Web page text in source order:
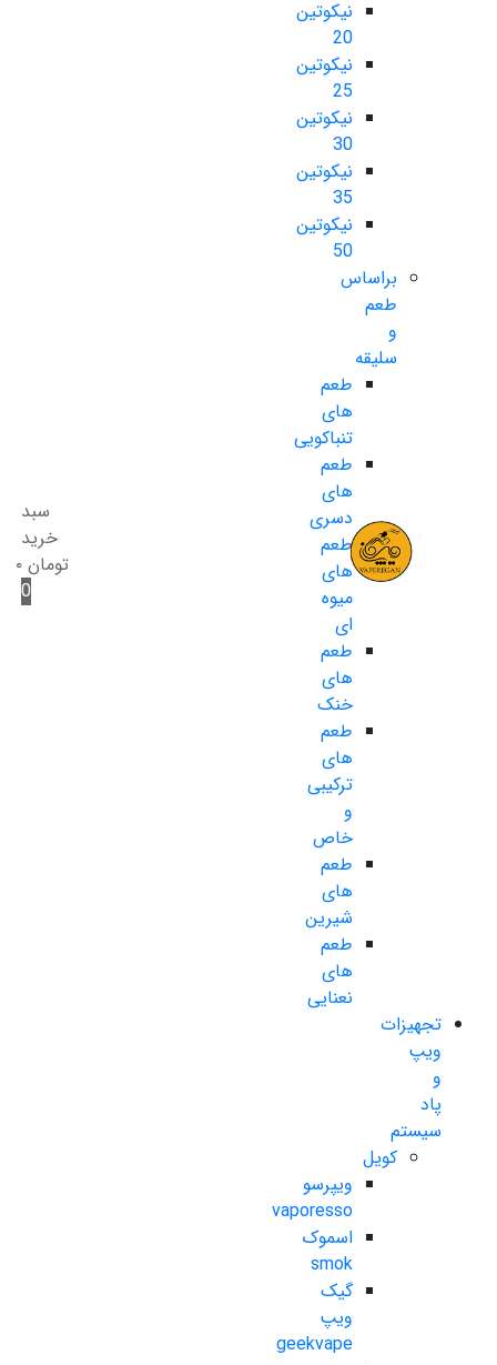
نیکوتین
20
نیکوتین
25
نیکوتین
30
نیکوتین
35
نیکوتین
50
براساس
طعم
و
سلیقه
طعم
های
تنباکویی
طعم
های
دسری
طعم
های
میوه
ای
طعم
های
خنک
طعم
های
ترکیبی
و
خاص
طعم
های
شیرین
طعم
های
نعنایی
تجهیزات
ویپ
و
پاد
سیستم
کویل
ویپرسو
vaporesso
اسموک
smok
گیک
ویپ
geekvape
سبد
خرید
تومان ۰
0